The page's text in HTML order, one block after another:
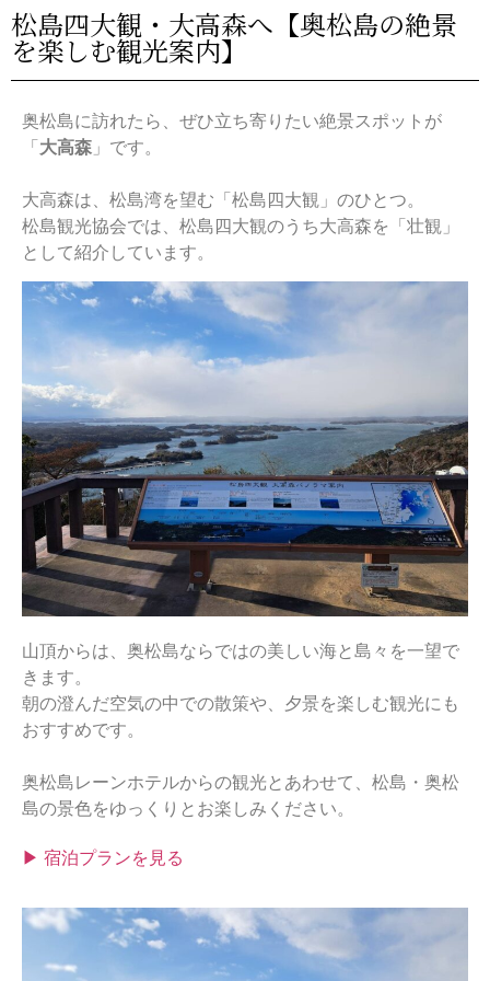
松島四大観・大高森へ【奥松島の絶景
を楽しむ観光案内】
奥松島に訪れたら、ぜひ立ち寄りたい絶景スポットが
「大高森 」です。
大高森は、松島湾を望む「松島四大観」のひとつ。
松島観光協会では、松島四大観のうち大高森を「壮観」
として紹介しています。
山頂からは、奥松島ならではの美しい海と島々を一望で
きます。
朝の澄んだ空気の中での散策や、夕景を楽しむ観光にも
おすすめです。
奥松島レーンホテルからの観光とあわせて、松島・奥松
島の景色をゆっくりとお楽しみください。
▶ 宿泊プランを見る